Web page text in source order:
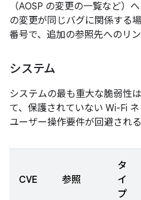
（AOSP の変更の一覧など）
の変更が同じバグに関係する
番号で、追加の参照先へのリン
システム
システムの最も重大な脆弱性
て、保護されていない Wi-Fi
ユーザー操作要件が回避され
CVE 参照
タ
イ
プ